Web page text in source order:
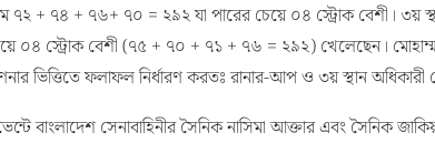
+ ৭৪ + ৭৬+ ৭০ = ২৯২ যা পারের চেয়ে ০৪ স্ট্রোক বেশী। ৩য়
০৪ স্ট্রোক বেশী (৭৫ + ৭০ + ৭১ + ৭৬ = ২৯২) খেলেছেন।
ভিত্তিতে ফলাফল নির্ধারণ করতঃ রানার-আপ ও ৩য় স্থান অধিকারী
বাংলাদেশ সেনাবাহিনীর সৈনিক নাসিমা আক্তার এবং সৈনিক